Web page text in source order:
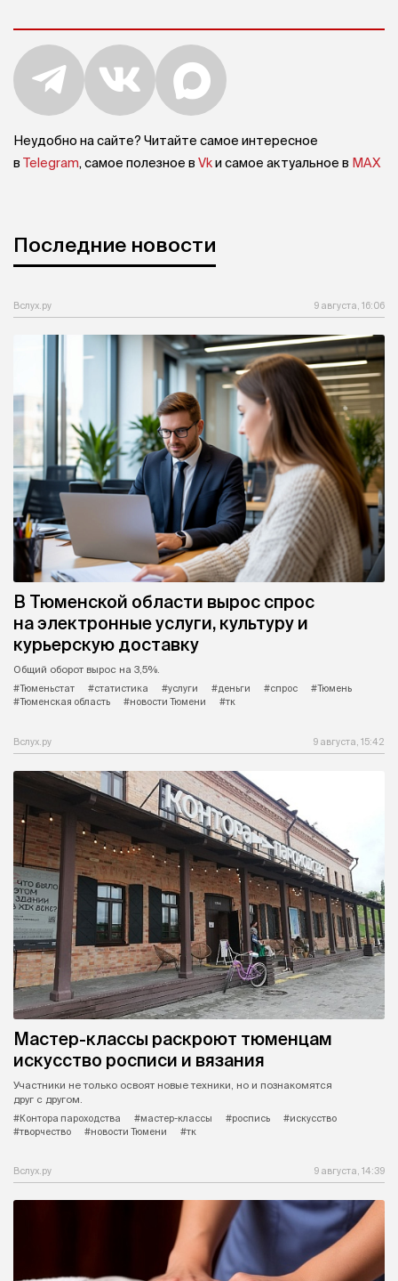
Неудобно на сайте? Читайте самое интересное
в Telegram, самое полезное в Vkи самое актуальное в MAX
Последние новости
Вслух.ру 9 августа, 16:06
В Тюменской области вырос спрос
на электронные услуги, культуру и
курьерскую доставку
Общий оборот вырос на 3,5%.
#Тюменьстат
#статистика #услуги #деньги #спрос
#Тюмень
#Тюменская область
#новости Тюмени #тк
Вслух.ру 9 августа, 15:42
Мастер-классы раскроют тюменцам
искусство росписи и вязания
Участники не только освоят новые техники, но и познакомятся
друг с другом.
#Контора пароходства
#мастер-классы #роспись
#искусство
#творчество
#новости Тюмени #тк
Вслух.ру 9 августа, 14:39